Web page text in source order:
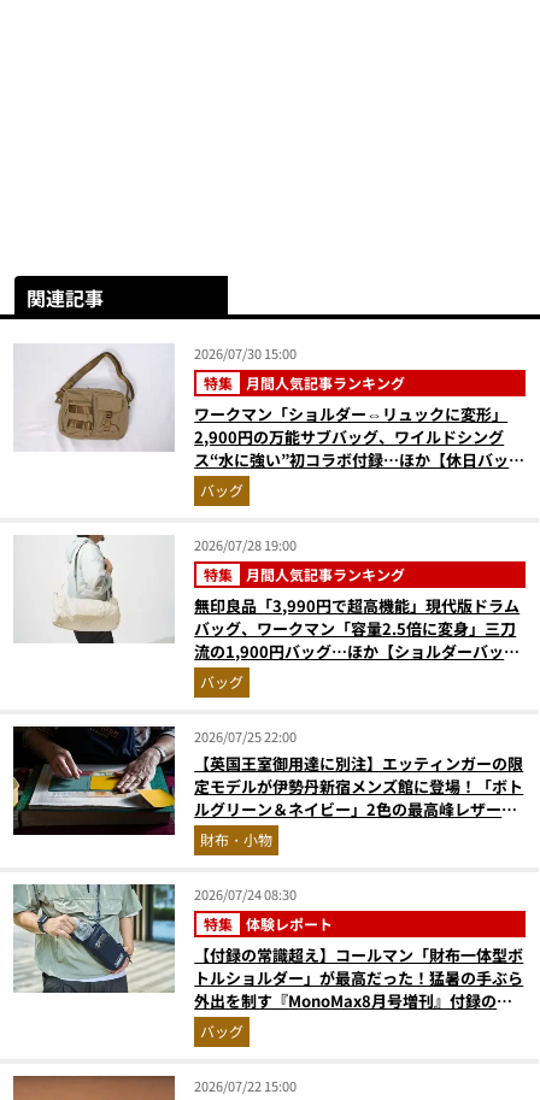
関連記事
2026/07/30 15:00
特集 月間人気記事ランキング
ワークマン「ショルダー⇔リュックに変形」
2,900円の万能サブバッグ、ワイルドシング
ス“水に強い”初コラボ付録…ほか【休日バッグ
の人気記事ランキングベスト3】（2026年6月
版）
バッグ
2026/07/28 19:00
特集 月間人気記事ランキング
無印良品「3,990円で超高機能」現代版ドラム
バッグ、ワークマン「容量2.5倍に変身」三刀
流の1,900円バッグ…ほか【ショルダーバッグ
の人気記事ランキングベスト3】（2026年6月
版）
バッグ
2026/07/25 22:00
【英国王室御用達に別注】エッティンガーの限
定モデルが伊勢丹新宿メンズ館に登場！「ボト
ルグリーン＆ネイビー」2色の最高峰レザーグ
ッズに注目
財布・小物
2026/07/24 08:30
特集 体験レポート
【付録の常識超え】コールマン「財布一体型ボ
トルショルダー」が最高だった！猛暑の手ぶら
外出を制す『MonoMax8月号増刊』付録の実
力をスタイリストが徹底レポ
バッグ
2026/07/22 15:00